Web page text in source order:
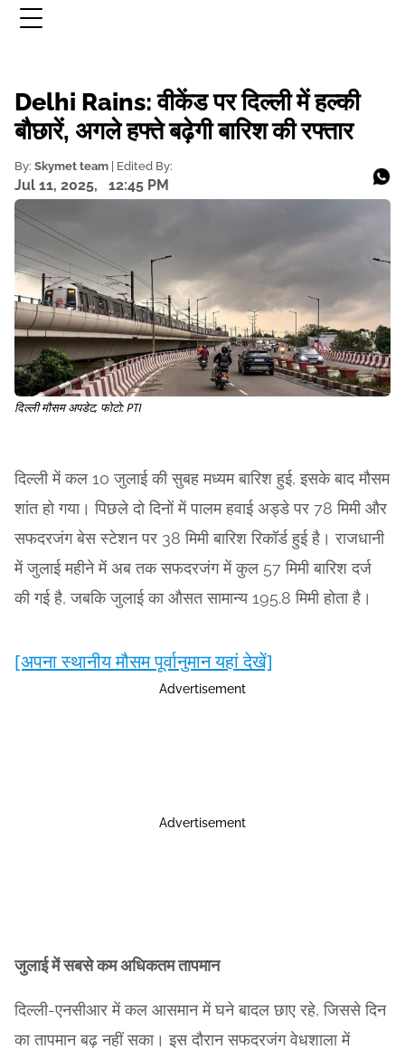
Delhi Rains: वीकेंड पर दिल्ली में हल्की
बौछारें, अगले हफ्ते बढ़ेगी बारिश की रफ्तार
By: Skymet team | Edited By:
Jul 11, 2025, 12:45 PM
दिल्ली मौसम अपडेट, फोटो: PTI
दिल्ली में कल 10 जुलाई की सुबह मध्यम बारिश हुई, इसके बाद मौसम
शांत हो गया। पिछले दो दिनों में पालम हवाई अड्डे पर 78 मिमी और
सफदरजंग बेस स्टेशन पर 38 मिमी बारिश रिकॉर्ड हुई है। राजधानी
में जुलाई महीने में अब तक सफदरजंग में कुल 57 मिमी बारिश दर्ज
की गई है, जबकि जुलाई का औसत सामान्य 195.8 मिमी होता है।
[अपना स्थानीय मौसम पूर्वानुमान यहां देखें]
Advertisement
Advertisement
जुलाई में सबसे कम अधिकतम तापमान
दिल्ली-एनसीआर में कल आसमान में घने बादल छाए रहे, जिससे दिन
का तापमान बढ़ नहीं सका। इस दौरान सफदरजंग वेधशाला में